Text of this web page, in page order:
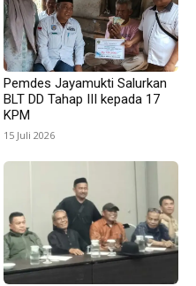
Pemdes Jayamukti Salurkan
BLT DD Tahap III kepada 17
KPM
15 Juli 2026